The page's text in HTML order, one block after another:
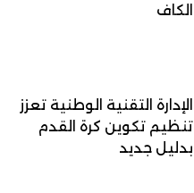
الكاف
الإدارة التقنية الوطنية تعزز
تنظيم تكوين كرة القدم
بدليل جديد